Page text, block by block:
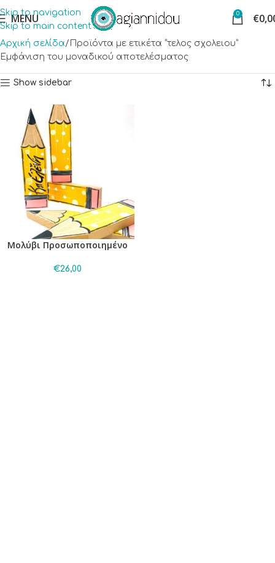
Skip to navigation
Skip to main content
MENU 0 €
Αρχική σελίδα
Προϊόντα με ετικέτα “τελος σχολειου”
Εμφάνιση του μοναδικού αποτελέσματος
Show sidebar
Μολύβι Προσωποποιημένο
€26,00